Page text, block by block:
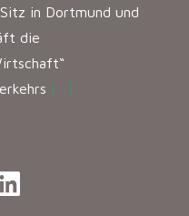
in Dortmund und
die
[…]